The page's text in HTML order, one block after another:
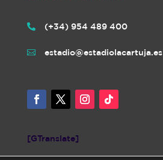
 (+34) 954 489 400
 estadio@estadiolacartuja.es
[GTranslate]